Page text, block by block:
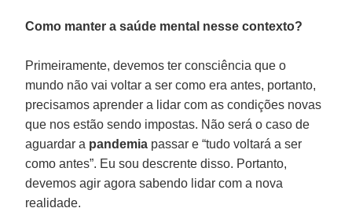
Como manter a saúde mental nesse contexto?
Primeiramente, devemos ter consciência que o
mundo não vai voltar a ser como era antes, portanto,
precisamos aprender a lidar com as condições novas
que nos estão sendo impostas. Não será o caso de
aguardar a pandemia passar e “tudo voltará a ser
como antes”. Eu sou descrente disso. Portanto,
devemos agir agora sabendo lidar com a nova
realidade.